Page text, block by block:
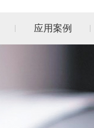
应用案例